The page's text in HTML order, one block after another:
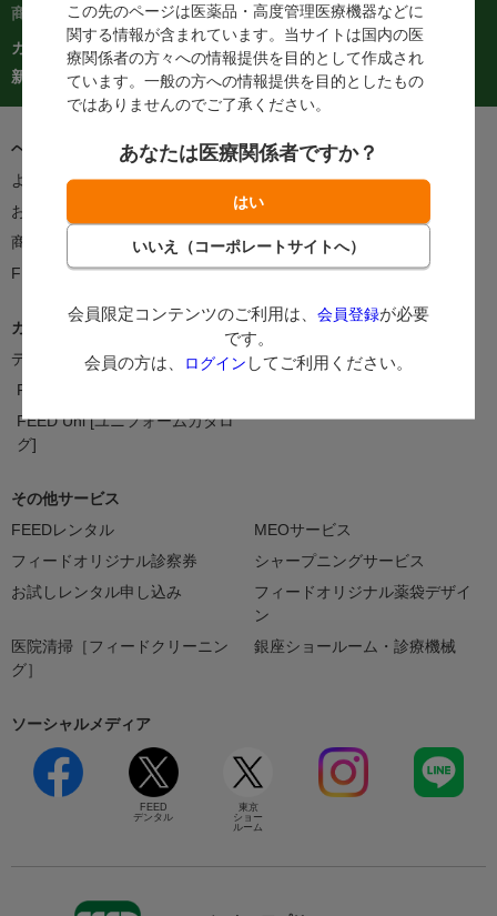
この先のページは医薬品・高度管理医療機器などに
関する情報が含まれています。当サイトは国内の医
療関係者の方々への情報提供を目的として作成され
ています。一般の方への情報提供を目的としたもの
ではありませんのでご了承ください。
あなたは医療関係者ですか？
会員限定コンテンツのご利用は、 会員登録が必要
です。
会員の方は、
ログイン してご利用ください。
商品を探す：
カテゴリーから探す
商品コードからご注文
在庫処分市
新着商品
人気商品TOP40 カタログ
ヘルプ＆ガイド
よくあるご質問・お問い合わせ
ご利用案内
お客様の声をかたちに
支払方法
商品のお届けについて
返品・交換について
FEEDポイントについて
カタログ/情報誌
デジタルカタログ
カタログ請求
FEEDNOTE
FEED Uni [ユニフォームカタロ
グ]
その他サービス
FEEDレンタル
MEOサービス
フィードオリジナル診察券
シャープニングサービス
お試しレンタル申し込み
フィードオリジナル薬袋デザイ
ン
医院清掃［フィードクリーニン
グ］
銀座ショールーム・診療機械
ソーシャルメディア
FEED
デンタル
東京
ショー
ルーム